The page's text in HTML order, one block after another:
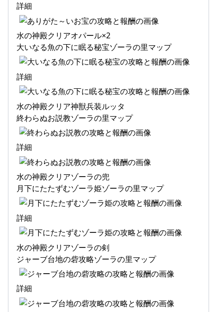
詳細
水の神殿クリアオパール×2
大いなる魚の下に眠る秘宝ゾーラの里マップ
詳細
水の神殿クリア神獣兵装ルッタ
終わらぬお説教ゾーラの里マップ
詳細
水の神殿クリアゾーラの兜
月下にたたずむゾーラ姫ゾーラの里マップ
詳細
水の神殿クリアゾーラの剣
ジャーブ台地の砦攻略ゾーラの里マップ
詳細